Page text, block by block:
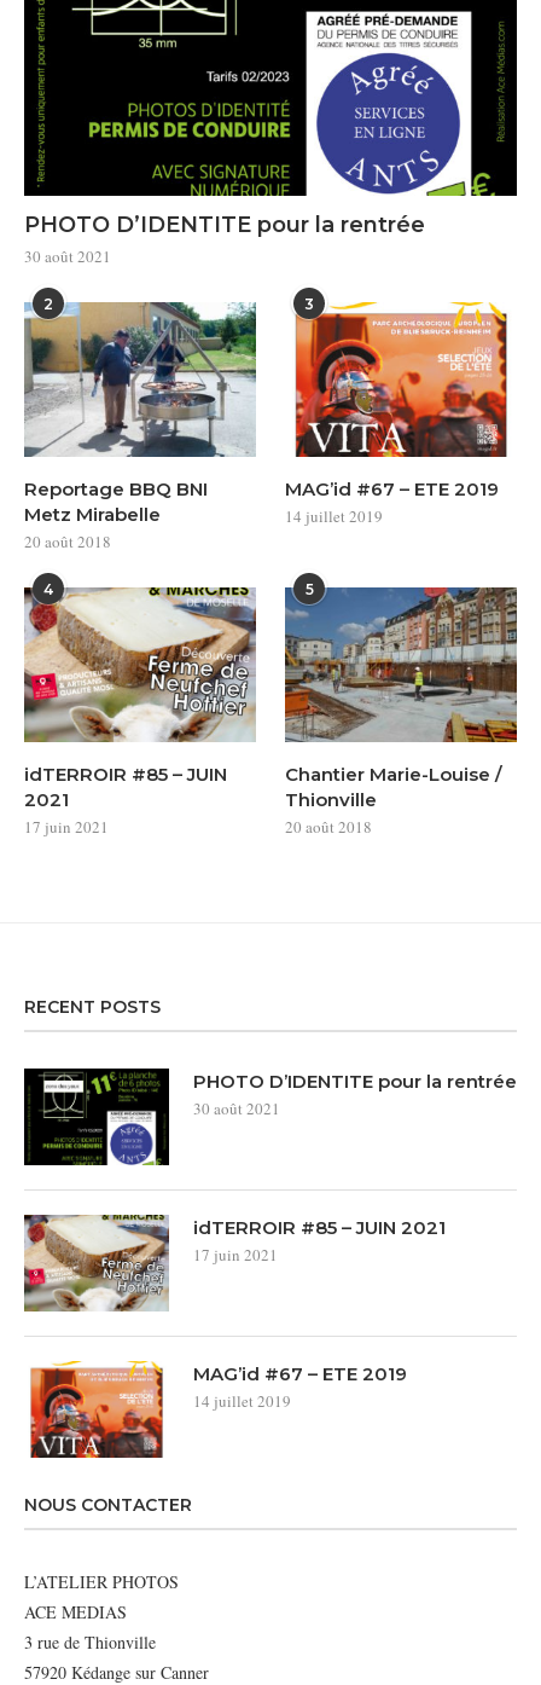
PHOTO D’IDENTITE pour la rentrée
30 août 2021
2
Reportage BBQ BNI
Metz Mirabelle
20 août 2018
3
MAG’id #67 – ETE 2019
14 juillet 2019
4
idTERROIR #85 – JUIN
2021
17 juin 2021
5
Chantier Marie-Louise /
Thionville
20 août 2018
RECENT POSTS
PHOTO D’IDENTITE pour la rentrée
30 août 2021
idTERROIR #85 – JUIN 2021
17 juin 2021
MAG’id #67 – ETE 2019
14 juillet 2019
NOUS CONTACTER
L’ATELIER PHOTOS
ACE MEDIAS
3 rue de Thionville
57920 Kédange sur Canner